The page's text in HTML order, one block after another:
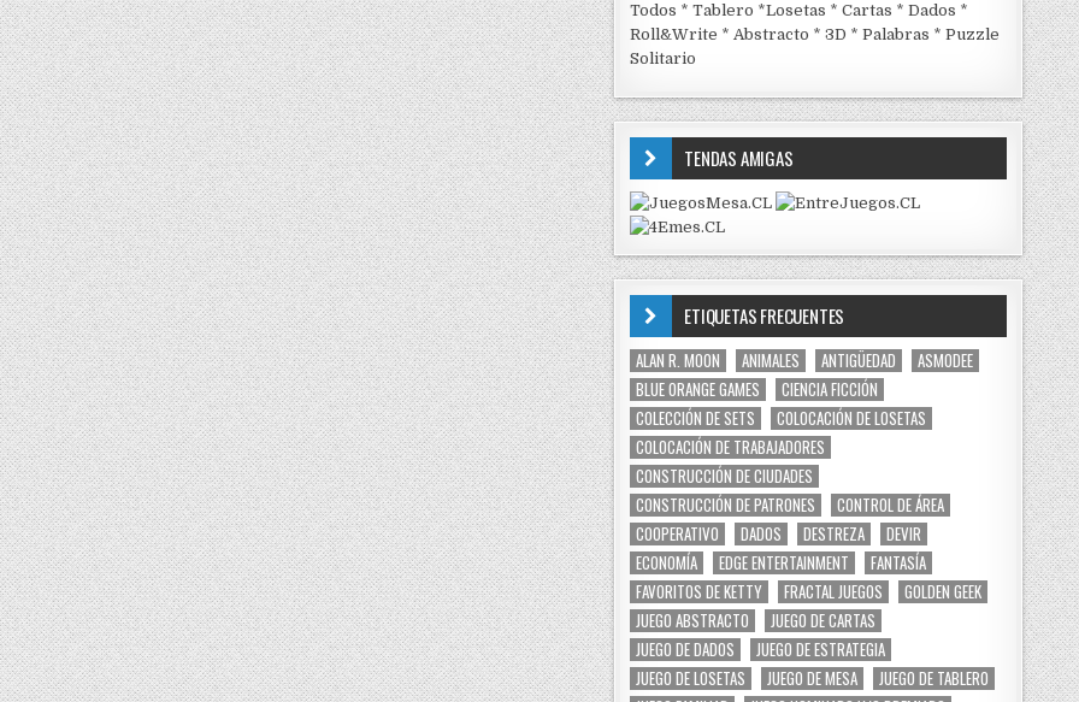
Todos *Tablero *Losetas *Cartas *Dados *
Roll&Write *Abstracto *3D *Palabras *Puzzle
Solitario
TENDAS AMIGAS
ETIQUETAS FRECUENTES
ALAN R. MOON ANIMALES ANTIGÜEDAD
ASMODEE
BLUE ORANGE GAMES
CIENCIA FICCIÓN
COLECCIÓN DE SETS
COLOCACIÓN DE LOSETAS
COLOCACIÓN DE TRABAJADORES
CONSTRUCCIÓN DE CIUDADES
CONSTRUCCIÓN DE PATRONES
CONTROL DE ÁREA
COOPERATIVO
DADOS DESTREZA
DEVIR
ECONOMÍA
EDGE ENTERTAINMENT
FANTASÍA
FAVORITOS DE KETTY
FRACTAL JUEGOS
GOLDEN GEEK
JUEGO ABSTRACTO
JUEGO DE CARTAS
JUEGO DE DADOS
JUEGO DE ESTRATEGIA
JUEGO DE LOSETAS
JUEGO DE MESA
JUEGO DE TABLERO